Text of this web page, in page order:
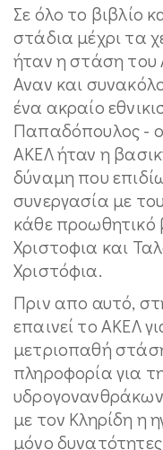
Σε όλο το βιβλίο
στάδια μέχρι τα
ήταν η στάση του
Αναν και
ένα ακραίο
Παπαδόπουλος - ο
ΑΚΕΛ ήταν η
δύναμη που
συνεργασία με
κάθε προωθητικό
Χριστοφια και
Χριστόφια.
Πριν απο αυτό,
επαινεί το ΑΚΕΛ
μετριοπαθή
πληροφορία για
με τον Κληρίδη η
μόνο